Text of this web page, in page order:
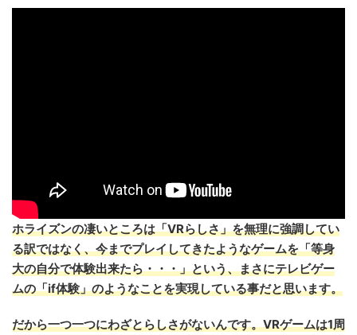
ホライズンの凄いところは「VRらしさ」を無理に強調してい
る訳ではなく、今までプレイしてきたようなゲームを「等身
大の自分で体験出来たら・・・」という、まさにテレビゲー
ムの「if体験」のようなことを実現している事だと思います。
だから一つ一つにわざとらしさがないんです。VRゲームは1周